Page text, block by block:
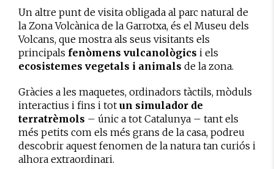
Un altre punt de visita obligada al parc natural de
la Zona Volcànica de la Garrotxa, és el Museu dels
Volcans, que mostra als seus visitants els
principals fenòmens vulcanològics i els
ecosistemes vegetals i animals de la zona.
Gràcies a les maquetes, ordinadors tàctils, mòduls
interactius i fins i tot un simulador de
terratrèmols – únic a tot Catalunya – tant els
més petits com els més grans de la casa, podreu
descobrir aquest fenomen de la natura tan curiós i
alhora extraordinari.